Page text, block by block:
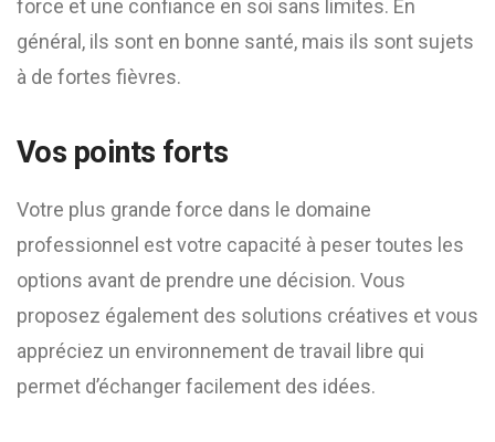
force et une confiance en soi sans limites. En
général, ils sont en bonne santé, mais ils sont sujets
à de fortes fièvres.
Vos points forts
Votre plus grande force dans le domaine
professionnel est votre capacité à peser toutes les
options avant de prendre une décision. Vous
proposez également des solutions créatives et vous
appréciez un environnement de travail libre qui
permet d’échanger facilement des idées.